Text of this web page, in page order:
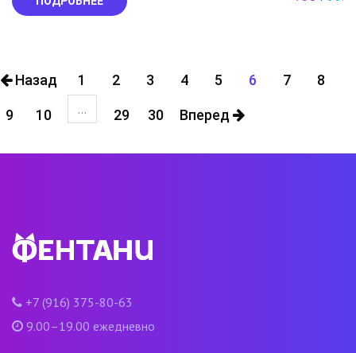
Назад 1 2 3 4 5 6 7 8
9 10 ... 29 30 Вперед
+7 (916) 375-80-63
9.00–19.00 ежедневно